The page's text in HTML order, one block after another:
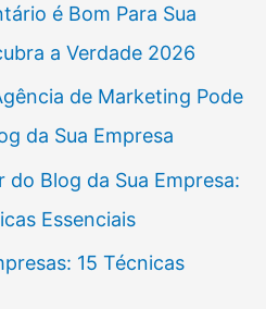
é Bom Para Sua
a Verdade 2026
de Marketing Pode
da Sua Empresa
do Blog da Sua Empresa:
Essenciais
15 Técnicas